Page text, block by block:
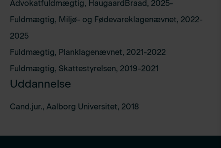
Advokatfuldmægtig, HaugaardBraad, 2025-
Fuldmægtig, Miljø- og Fødevareklagenævnet, 2022-
2025
Fuldmægtig, Planklagenævnet, 2021-2022
Fuldmægtig, Skattestyrelsen, 2019-2021
Uddannelse
Cand.jur., Aalborg Universitet, 2018